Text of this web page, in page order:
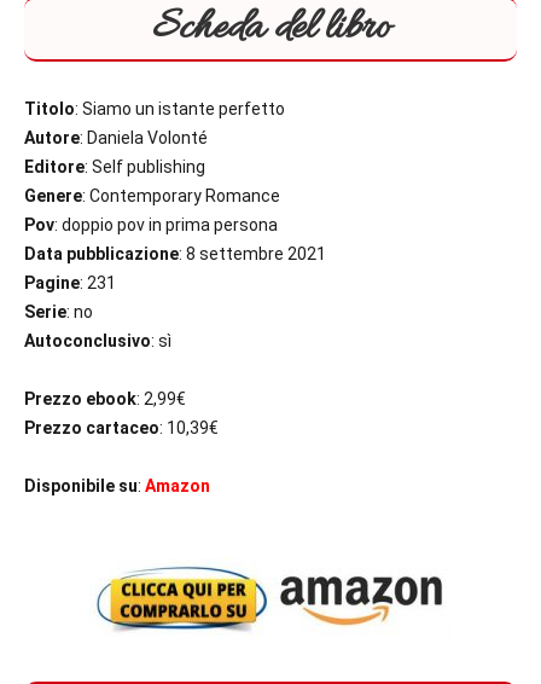
Scheda del libro
Titolo: Siamo un istante perfetto
Autore: Daniela Volonté
Editore: Self publishing
Genere: Contemporary Romance
Pov: doppio pov in prima persona
Data pubblicazione: 8 settembre 2021
Pagine: 231
Serie: no
Autoconclusivo: sì
Prezzo ebook: 2,99€
Prezzo cartaceo: 10,39€
Disponibile su: Amazon